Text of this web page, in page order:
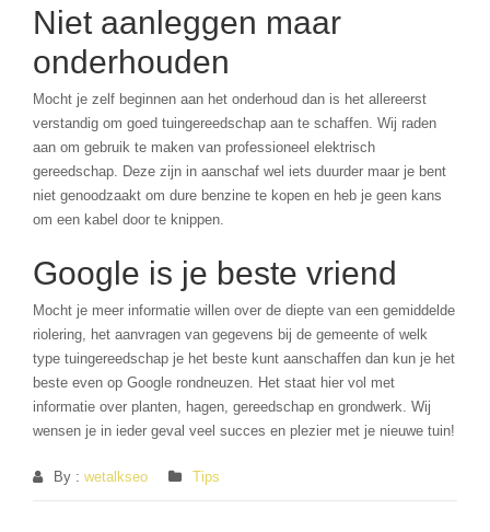
Niet aanleggen maar
onderhouden
Mocht je zelf beginnen aan het onderhoud dan is het allereerst
verstandig om goed tuingereedschap aan te schaffen. Wij raden
aan om gebruik te maken van professioneel elektrisch
gereedschap. Deze zijn in aanschaf wel iets duurder maar je bent
niet genoodzaakt om dure benzine te kopen en heb je geen kans
om een kabel door te knippen.
Google is je beste vriend
Mocht je meer informatie willen over de diepte van een gemiddelde
riolering, het aanvragen van gegevens bij de gemeente of welk
type tuingereedschap je het beste kunt aanschaffen dan kun je het
beste even op Google rondneuzen. Het staat hier vol met
informatie over planten, hagen, gereedschap en grondwerk. Wij
wensen je in ieder geval veel succes en plezier met je nieuwe tuin!
By : wetalkseo Tips